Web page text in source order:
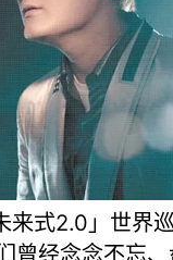
来式2.0」世界
曾经念念不忘